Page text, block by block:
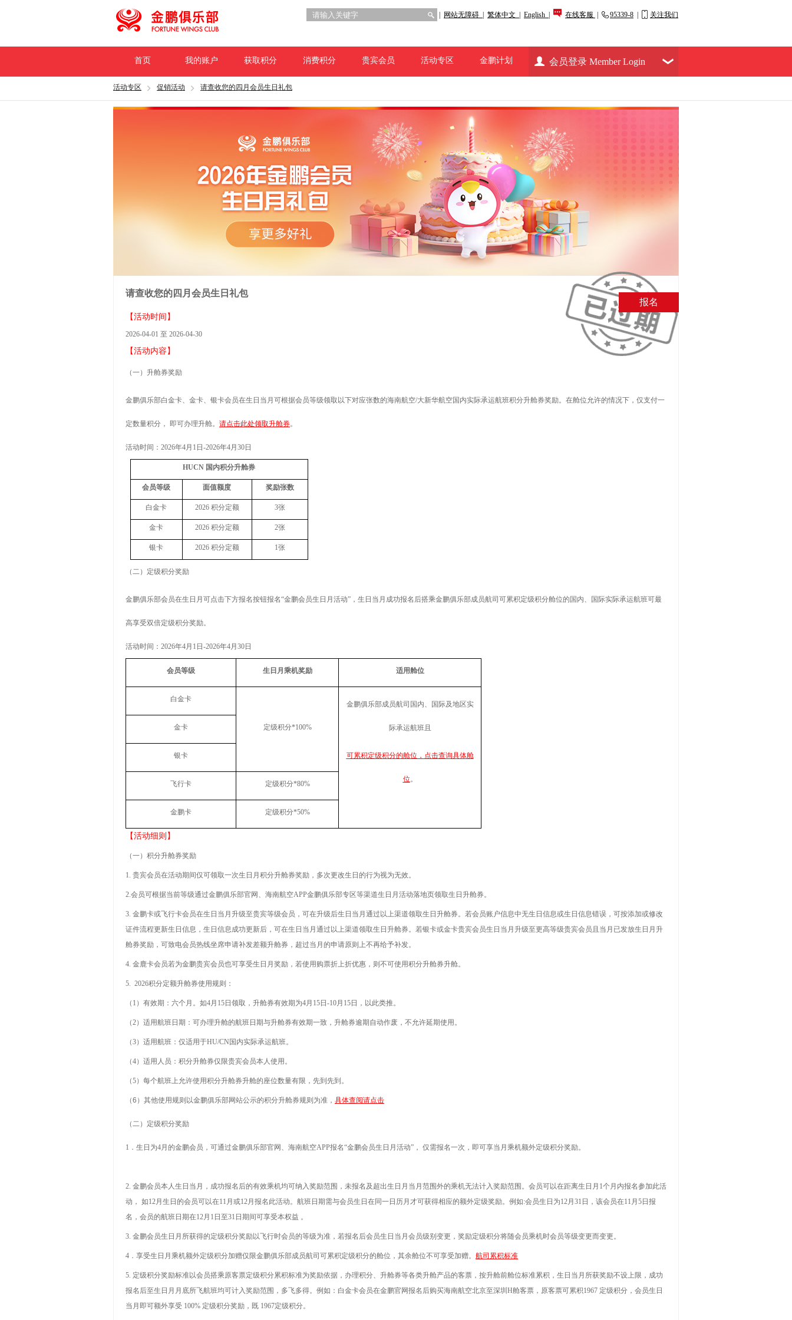
网站无障碍 | 繁体中文 | English | 在线客服 95339-8 关注我们
首页 我的账户 获取积分 消费积分 贵宾会员 活动专区 金鹏计划 会员登录 Member Login
活动专区 促销活动 请查收您的四月会员生日礼包
请查收您的四月会员生日礼包
【活动时间】
2026-04-01 至 2026-04-30
【活动内容】
（一）升舱券奖励
金鹏俱乐部白金卡、金卡、银卡会员在生日当月可根据会员等级领取 以下对应张数的海南航空/大新华航空国内实际承运航班积分升舱券奖励。在舱位允许的情况下，仅支付一
定数量积分， 即可办理升舱。 请点击此处领取升舱券。
活动时间： 2026年4月 1 日 -2026年4月 30日
HUCN 国内积分升舱券
会员等级 面值额度 奖励张数
白金卡 2026 积分定额 3张
金卡 2026 积分定额 2张
银卡 2026 积分定额 1张
（二）定级积分奖励
金鹏俱乐部会员在生日月可点击下方报名按钮报名“金鹏会员生日月活动”，生日当月成功报名后搭乘金鹏俱乐部成员航司可累积定级积分舱位的国内、国际实际承运航班可最
高享受双倍定级积分奖励。
活动时间： 2026年4月 1 日 -2026年4月 30日
会员等级 生日月乘机奖励 适用舱位
白金卡
定级积分*100%
金鹏俱乐部成员航司国内、国际及地区实
际承运航班且
可累积定级积分的舱位，点击查询具体舱
位。
金卡
银卡
飞行卡 定级积分*80%
金鹏卡 定级积分*50%
【活动细则】
（一）积分升舱券奖励
1. 贵宾会员在活动期间仅可领取一次生日月积分升舱券奖励，多次更改生日的行为视为无效。
2.会员可根据当前等级通过金鹏俱乐部官网、海南航空APP金鹏俱乐部专区等渠道生日月活动落地页领取生日升舱券。
3. 金鹏卡或飞行卡会员在生日当月升级至贵宾等级会员，可在升级后生日当月通过以上渠道领取生日升舱券。若会员账户信息中无生日信息或生日信息错误，可按添加或修改
证件流程更新生日信息，生日信息成功更新后，可在生日当月通过以上渠道领取生日升舱券。若银卡或金卡贵宾会员生日当月升级至更高等级贵宾会员且当月已发放生日月升
舱券奖励，可致电会员热线坐席申请补发差额升舱券，超过当月的申请原则上不再给予补发。
4. 金鹿卡会员若为金鹏贵宾会员也可享受生日月奖励，若使用购票折上折优惠，则不可使用积分升舱券升舱。
5. 2026积分定额升舱券使用规则：
（ 1 ） 有效期：六个月。如4月15日领取，升舱券有效期为4月15日-10月15日，以此类推。
（2）适用航班日期：可办理升舱的航班日期与升舱券有效期一致，升舱券逾期自动作废，不允许延期使用。
（3）适用航班：仅适用于HU/CN 国内实际承运航班。
（4）适用人员：积分升舱券仅限贵宾会员本人使用。
（5）每个航班上允许使用积分升舱券升舱的座位数量有限，先到先到。
（6 ）其他使用规则以金鹏俱乐部网站公示的积分升舱券规则为准， 具体查阅请点击
（二）定级积分奖励
1 ．生日为4月的金鹏会员，可通过金鹏俱乐部官网、海南航空APP报名“金鹏会员生日月活动”， 仅需报名一次，即可享当月乘机额外定级积分奖励。
2. 金鹏会员本人生日当月，成功报名后的有效乘机均可纳入奖励范围，未报名及超出生日月当月范围外的乘机无法计入奖励范围。会员可以在距离生日月1个月内报名参加此活
动， 如12月生日的会员可以在11月或12月报名此活动。航班日期需与会员生日在同一日历月才可获得相应的额外定级奖励。例如:会员生日为12月31日，该会员在11月5日报
名，会员的航班日期在12月1日至31日期间可享受本权益 。
3. 金鹏会员生日月所获得的定级积分奖励以飞行时会员的等级为准，若报名后会员生日当月会员级别变更，奖励定级积分将随会员乘机时会员等级变更而变更。
4 ．享受生日月乘机额外定级积分加赠仅限金鹏俱乐部成员航司可累积定级积分的舱位，其余舱位不可享受加赠。 航司累积标准
5. 定级积分奖励标准以会员搭乘原客票定级积分累积标准为奖励依据，办理积分、升舱券等各类升舱产品的客票，按升舱前舱位标准累积，生日当月所获奖励不设上限，成功
报名后至生日月月底所飞航班均可计入奖励范围，多飞多得。例如：白金卡会员在金鹏官网报名后购买海南航空北京至深圳 H舱客票，原客票可累积1967 定级积分，会员生日
当月即可额外享受 100% 定级积分奖励，既 1967定级积分。